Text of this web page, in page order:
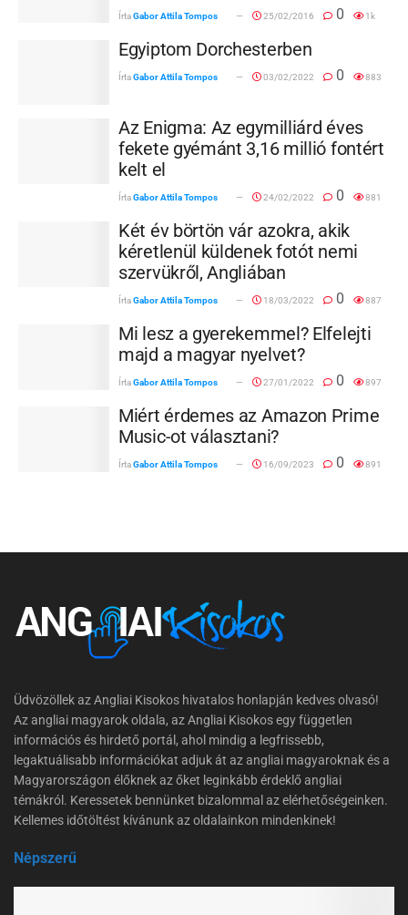
ÍrtaGabor Attila Tompos 25/02/2016 0 1k
Egyiptom Dorchesterben
ÍrtaGabor Attila Tompos 03/02/2022 0 883
Az Enigma: Az egymilliárd éves
fekete gyémánt 3,16 millió fontért
kelt el
ÍrtaGabor Attila Tompos 24/02/2022 0 881
Két év börtön vár azokra, akik
kéretlenül küldenek fotót nemi
szervükről, Angliában
ÍrtaGabor Attila Tompos 18/03/2022 0 887
Mi lesz a gyerekemmel? Elfelejti
majd a magyar nyelvet?
ÍrtaGabor Attila Tompos 27/01/2022 0 897
Miért érdemes az Amazon Prime
Music-ot választani?
ÍrtaGabor Attila Tompos 16/09/2023 0 891
Üdvözöllek az Angliai Kisokos hivatalos honlapján kedves olvasó!
Az angliai magyarok oldala, az Angliai Kisokos egy független
információs és hirdető portál, ahol mindig a legfrissebb,
legaktuálisabb információkat adjuk át az angliai magyaroknak és a
Magyarországon élőknek az őket leginkább érdeklő angliai
témákról. Keressetek bennünket bizalommal az elérhetőségeinken.
Kellemes időtöltést kívánunk az oldalainkon mindenkinek!
Népszerű